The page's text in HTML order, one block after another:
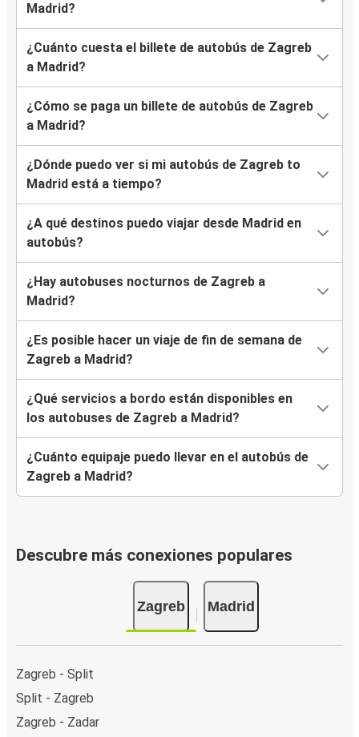
Madrid?
¿Cuánto cuesta el billete de autobús de Zagreb
a Madrid?
¿Cómo se paga un billete de autobús de Zagreb
a Madrid?
¿Dónde puedo ver si mi autobús de Zagreb to
Madrid está a tiempo?
¿A qué destinos puedo viajar desde Madrid en
autobús?
¿Hay autobuses nocturnos de Zagreb a
Madrid?
¿Es posible hacer un viaje de fin de semana de
Zagreb a Madrid?
¿Qué servicios a bordo están disponibles en
los autobuses de Zagreb a Madrid?
¿Cuánto equipaje puedo llevar en el autobús de
Zagreb a Madrid?
Descubre más conexiones populares
Zagreb Madrid
Zagreb - Split
Split - Zagreb
Zagreb - Zadar